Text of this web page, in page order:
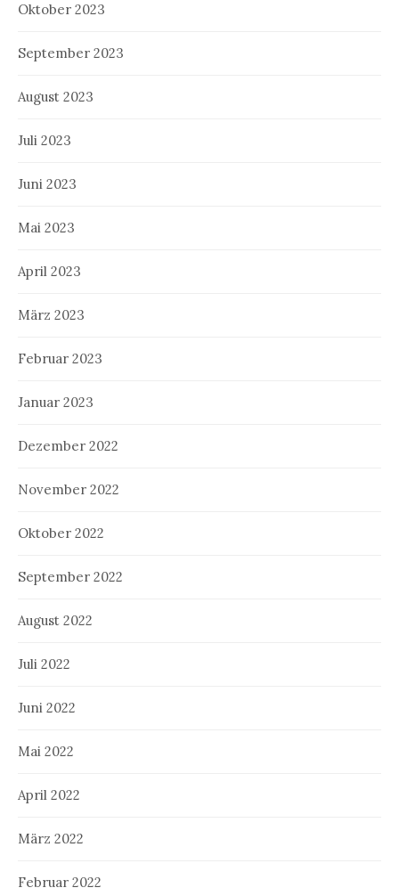
Oktober 2023
September 2023
August 2023
Juli 2023
Juni 2023
Mai 2023
April 2023
März 2023
Februar 2023
Januar 2023
Dezember 2022
November 2022
Oktober 2022
September 2022
August 2022
Juli 2022
Juni 2022
Mai 2022
April 2022
März 2022
Februar 2022